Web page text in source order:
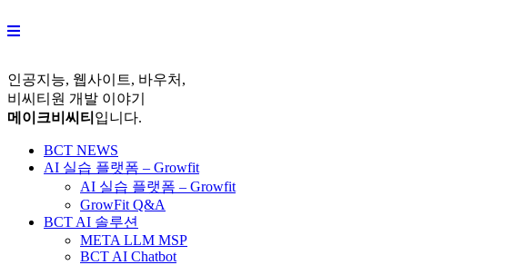
to
인공지능, 웹사이트, 바우처,
비씨티원 개발 이야기
메이크비씨티 입니다.
BCT NEWS
AI 실습 플랫폼 – Growfit
AI 실습 플랫폼 – Growfit
GrowFit Q&A
BCT AI 솔루션
META LLM MSP
BCT AI Chatbot